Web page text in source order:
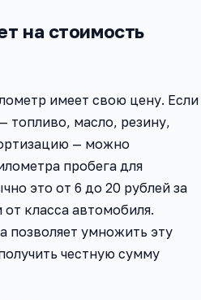
на стоимость
имеет свою цену. Если
топливо, масло, резину,
— можно
пробега для
это от 6 до 20 рублей за
класса автомобиля.
позволяет умножить эту
честную сумму